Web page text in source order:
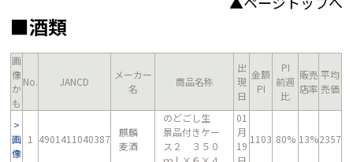
■酒類
画
像
か
も
No. JANCD
メーカー
名
商品名称
出
現
日
金額
PI
PI
前週
比
販売
店率
平均
売価
画
像
1 4901411040387
麒麟
麦酒
のどごし生
景品付きケー
ス２ ３５０
01
月
19
1103 80% 13%2357